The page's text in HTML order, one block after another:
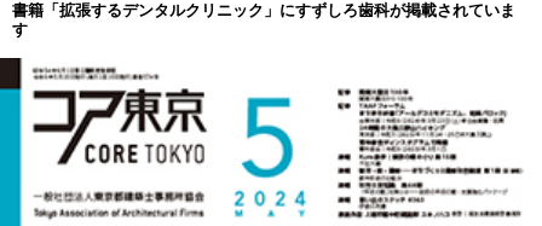
書籍「拡張するデンタルクリニック」にすずしろ歯科が掲載されていま
す